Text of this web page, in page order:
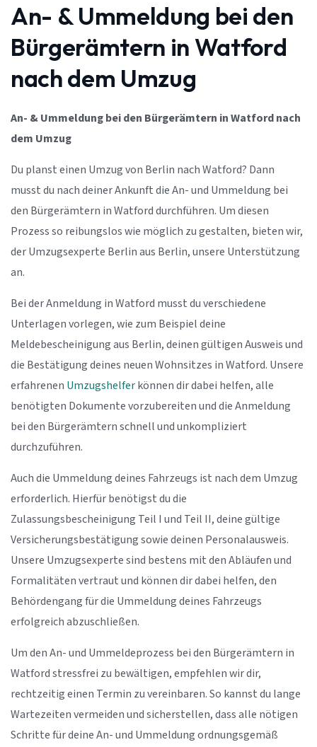
An- & Ummeldung bei den
Bürgerämtern in Watford
nach dem Umzug
An- & Ummeldung bei den Bürgerämtern in Watford nach
dem Umzug
Du planst einen Umzug von Berlin nach Watford? Dann
musst du nach deiner Ankunft die An- und Ummeldung bei
den Bürgerämtern in Watford durchführen. Um diesen
Prozess so reibungslos wie möglich zu gestalten, bieten wir,
der Umzugsexperte Berlin aus Berlin, unsere Unterstützung
an.
Bei der Anmeldung in Watford musst du verschiedene
Unterlagen vorlegen, wie zum Beispiel deine
Meldebescheinigung aus Berlin, deinen gültigen Ausweis und
die Bestätigung deines neuen Wohnsitzes in Watford. Unsere
erfahrenen Umzugshelferkönnen dir dabei helfen, alle
benötigten Dokumente vorzubereiten und die Anmeldung
bei den Bürgerämtern schnell und unkompliziert
durchzuführen.
Auch die Ummeldung deines Fahrzeugs ist nach dem Umzug
erforderlich. Hierfür benötigst du die
Zulassungsbescheinigung Teil I und Teil II, deine gültige
Versicherungsbestätigung sowie deinen Personalausweis.
Unsere Umzugsexperte sind bestens mit den Abläufen und
Formalitäten vertraut und können dir dabei helfen, den
Behördengang für die Ummeldung deines Fahrzeugs
erfolgreich abzuschließen.
Um den An- und Ummeldeprozess bei den Bürgerämtern in
Watford stressfrei zu bewältigen, empfehlen wir dir,
rechtzeitig einen Termin zu vereinbaren. So kannst du lange
Wartezeiten vermeiden und sicherstellen, dass alle nötigen
Schritte für deine An- und Ummeldung ordnungsgemäß